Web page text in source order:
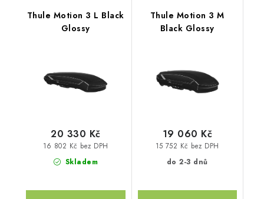
Thule Motion 3 L Black
Glossy
Skladem
16 802 Kč bez DPH
20 330 Kč
Thule Motion 3 M
Black Glossy
do 2-3 dnů
15 752 Kč bez DPH
19 060 Kč